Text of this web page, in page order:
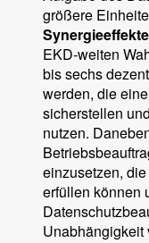
größere
Synergieeffekte
EKD-weiten
bis sechs
werden, die
sicherstellen
nutzen.
einzusetzen,
erfüllen können
Unabhängigkeit